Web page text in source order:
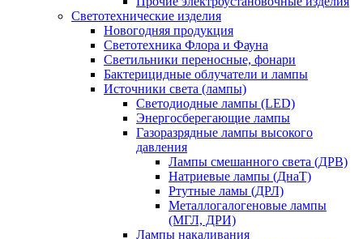
Светотехнические изделия
Новогодняя продукция
Светотехника Флора и Фауна
Светильники переносные, фонари
Бактерицидные облучатели и лампы
Источники света (лампы)
Светодиодные лампы (LED)
Энергосберегающие лампы
Газоразрядные лампы высокого
давления
Лампы смешанного света (ДРВ)
Натриевые лампы (ДнаТ)
Ртутные ламы (ДРЛ)
Металлогалогеновые лампы
(МГЛ, ДРИ)
Лампы накаливания